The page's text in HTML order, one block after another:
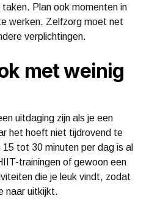
Plan ook momenten in
werken. Zelfzorg moet net
verplichtingen.
met weinig
uitdaging zijn als je een
het hoeft niet tijdrovend te
tot 30 minuten per dag is al
trainingen of gewoon een
die je leuk vindt, zodat
naar uitkijkt.